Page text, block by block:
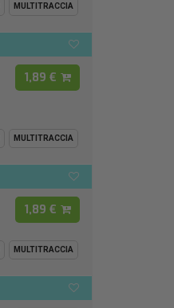
MULTITRACCIA
1,89 €
MULTITRACCIA
1,89 €
MULTITRACCIA